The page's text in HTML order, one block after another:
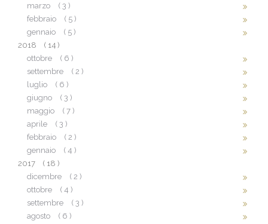
marzo
( 3 )
febbraio
( 5 )
gennaio
( 5 )
2018
( 14 )
ottobre
( 6 )
settembre
( 2 )
luglio
( 6 )
giugno
( 3 )
maggio
( 7 )
aprile
( 3 )
febbraio
( 2 )
gennaio
( 4 )
2017
( 18 )
dicembre
( 2 )
ottobre
( 4 )
settembre
( 3 )
agosto
( 6 )